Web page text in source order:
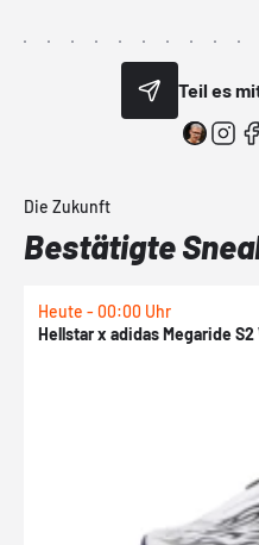
Teil es
Die Zukunft
Bestätigte
Heute - 00:00 Uhr
Hellstar x adidas Megaride S2